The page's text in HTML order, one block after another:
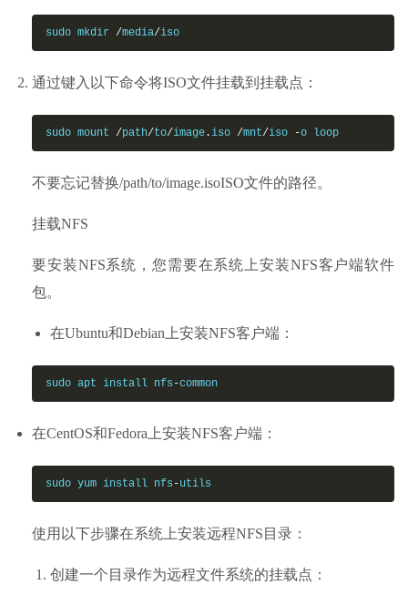
sudo mkdir /media/iso
通过键入以下命令将ISO文件挂载到挂载点：
sudo mount /path/to/image .iso /mnt/iso -o loop
不要忘记替换/path/to/image.isoISO文件的路径。
挂载NFS
要安装NFS系统，您需要在系统上安装NFS客户端软件
包。
在Ubuntu和Debian上安装NFS客户端：
sudo apt install nfs -common
在CentOS和Fedora上安装NFS客户端：
sudo yum install nfs -utils
使用以下步骤在系统上安装远程NFS目录：
创建一个目录作为远程文件系统的挂载点：